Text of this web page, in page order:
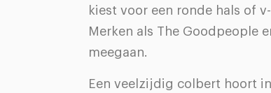
kiest voor een ronde hals of
Merken als The Goodpeople
meegaan.
Een veelzijdig colbert hoort